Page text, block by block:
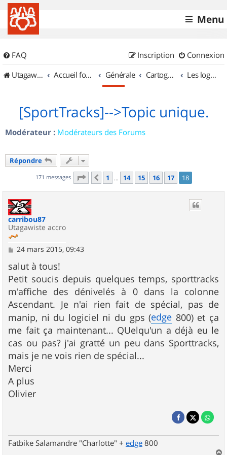
Menu
FAQ Connexion
Inscription
UtagawaVTT (Randos VTT et VTTAE avec traces GPS)
Accueil forum Générale Cartographie et GPS Les logiciels
[SportTracks]-->Topic unique.
Modérateur : Modérateurs des Forums
Répondre
171 messages Page 18 sur18
Précédent
1 … 14 15 16 17 18
carribou87
Utagawiste accro
M
s
s
a
g
e
24 mars 2015, 09:43
salut à tous!
Petit soucis depuis quelques temps, sporttracks
m'affiche des dénivelés à 0 dans la colonne
Ascendant. Je n'ai rien fait de spécial, pas de
manip, ni du logiciel ni du gps (edge 800) et ça
me fait ça maintenant... QUelqu'un a déjà eu le
cas ou pas? j'ai gratté un peu dans Sporttracks,
mais je ne vois rien de spécial...
Merci
A plus
Olivier
Fatbike Salamandre "Charlotte" + edge 800